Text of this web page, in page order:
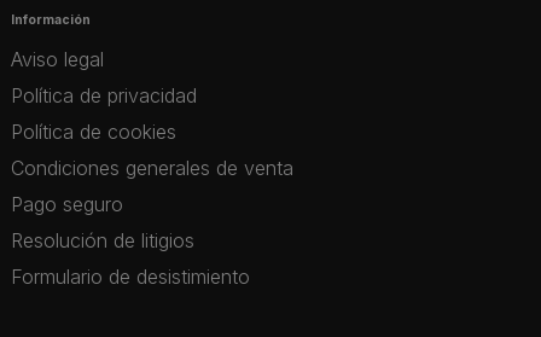
Información
Aviso legal
Política de privacidad
Política de cookies
Condiciones generales de venta
Pago seguro
Resolución de litigios
Formulario de desistimiento